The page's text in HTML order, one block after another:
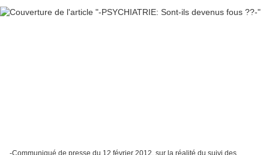
-Communiqué de presse du 12 février 2012, sur la réalité du suivi des